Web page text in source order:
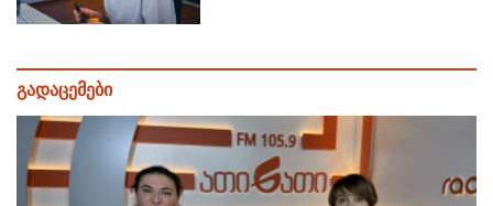
გადაცემები